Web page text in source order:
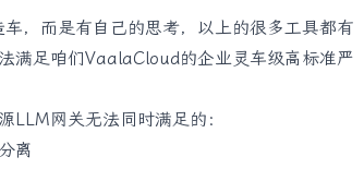
，而是有自己的思考，以上的很多工具都有
满足咱们VaalaCloud的企业灵车级高标准严
LLM网关无法同时满足的：
离